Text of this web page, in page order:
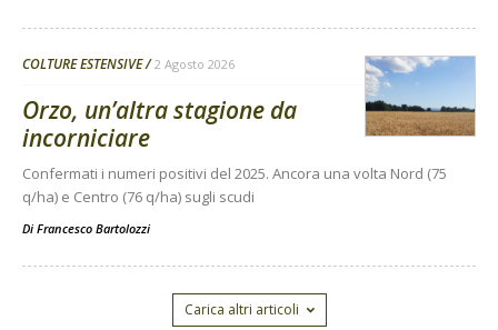
COLTURE ESTENSIVE 2 Agosto 2026
Orzo, un’altra stagione da
incorniciare
Confermati i numeri positivi del 2025. Ancora una volta Nord (75
q/ha) e Centro (76 q/ha) sugli scudi
Di Francesco Bartolozzi
Carica altri articoli